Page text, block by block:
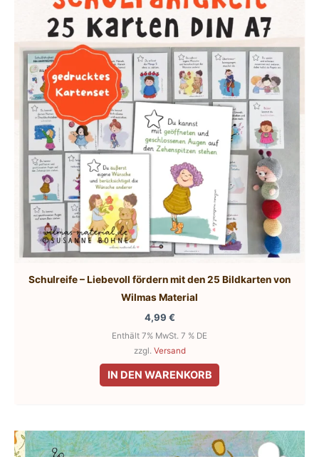
Schulreife – Liebevoll fördern mit den 25 Bildkarten von
Wilmas Material
4,99 €
Enthält 7% MwSt. 7 % DE
zzgl. Versand
IN DEN WARENKORB